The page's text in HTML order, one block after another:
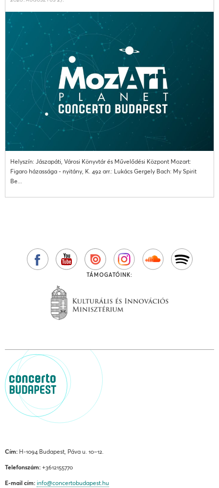
Helyszín: Jászapáti, Városi Könyvtár és Művelődési Központ Mozart:
Figaro házassága - nyitány, K. 492 arr.: Lukács Gergely Bach: My Spirit
Be...
TÁMOGATÓINK:
Cím: H-1094 Budapest, Páva u. 10–12.
Telefonszám: +3612155770
E-mail cím: info@concertobudapest.hu